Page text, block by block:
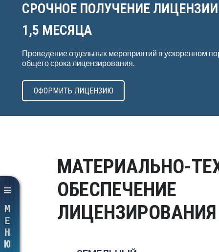
СРОЧНОЕ ПОЛУЧЕНИЕ
1,5 МЕСЯЦА
Проведение отдельных мероприятий в ускоренном
общего срока лицензирования.
ОФОРМИТЬ ЛИЦЕНЗИЮ
МАТЕРИАЛЬНО-
ОБЕСПЕЧЕНИЕ
ЛИЦЕНЗИРОВАНИЯ
МЕНЮ